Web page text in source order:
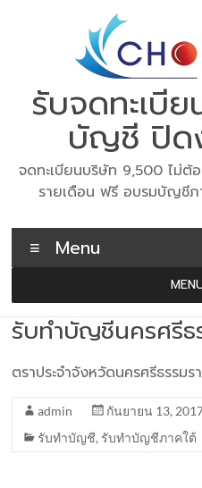
รับจดทะเบี
บัญชี ปิด
จดทะเบียนบริษัท 9,500 ไม่ต้
รายเดือน ฟรี อบรมบัญชีภ
Menu
รับทำบัญชีนครศรีธ
ตราประจำจังหวัดนครศรีธรร
admin
กันยายน 13,
รับทำบัญชี, รับทำบัญชีภาคใต้